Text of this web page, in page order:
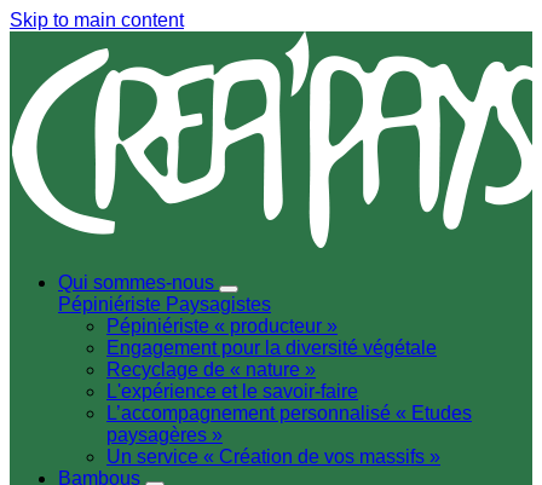
Skip to main content
Qui sommes-nous
Pépiniériste Paysagistes
Pépiniériste « producteur »
Engagement pour la diversité végétale
Recyclage de « nature »
L'expérience et le savoir-faire
L’accompagnement personnalisé « Etudes
paysagères »
Un service « Création de vos massifs »
Bambous